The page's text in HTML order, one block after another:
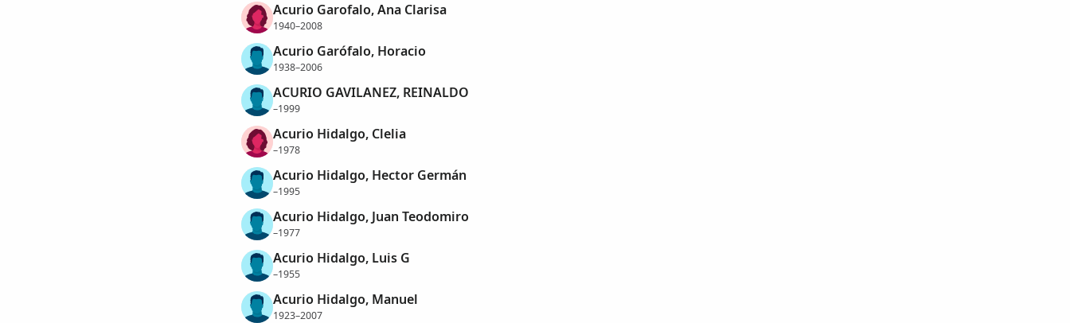
Acurio Garofalo, Ana Clarisa
1940–2008
Acurio Garófalo, Horacio
1938–2006
ACURIO GAVILANEZ, REINALDO
–1999
Acurio Hidalgo, Clelia
–1978
Acurio Hidalgo, Hector Germán
–1995
Acurio Hidalgo, Juan Teodomiro
–1977
Acurio Hidalgo, Luis G
–1955
Acurio Hidalgo, Manuel
1923–2007